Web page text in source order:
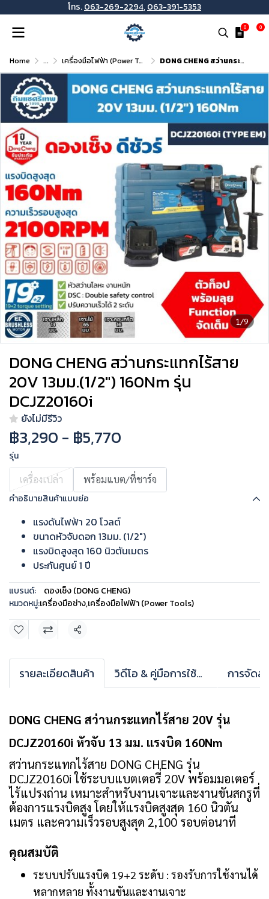
โทร.063-269-2294,063-391-5353
0 0
Home ... เครื่องมือไฟฟ้า (Power Tools) DONG CHENG สว่านกระแทกไร้สาย 20V 13มม.(1/2") 160Nm รุ่น DCJZ20160i
1/9
DONG CHENG สว่านกระแทกไร้สาย
20V 13มม.(1/2") 160Nm รุ่น
DCJZ20160i
ยังไม่มีรีวิว
฿3,290- ฿5,770
รุ่น
เครื่องเปล่า
พร้อมแบต/ที่ชาร์จ
คำอธิบายสินค้าแบบย่อ
แรงดันไฟฟ้า 20 โวลต์
ขนาดหัวจับดอก 13มม. (1/2")
แรงบิดสูงสุด 160 นิวตันเมตร
ประกันศูนย์ 1 ปี
แบรนด์:
ดองเช็ง (DONG CHENG)
หมวดหมู่:เครื่องมือช่าง,เครื่องมือไฟฟ้า (Power Tools)
แชร์
รายละเอียดสินค้า วิดีโอ & คู่มือการใช้งาน การจัดส่
DONG CHENG สว่านกระแทกไร้สาย 20V รุ่น
DCJZ20160i หัวจับ 13 มม. แรงบิด 160Nm
สว่านกระแทกไร้สาย DONG CHENG รุ่น
DCJZ20160i ใช้ระบบแบตเตอรี่ 20V พร้อมมอเตอร์
ไร้แปรงถ่าน เหมาะสำหรับงานเจาะและงานขันสกรูที่
ต้องการแรงบิดสูง โดยให้แรงบิดสูงสุด 160 นิวตัน
เมตร และความเร็วรอบสูงสุด 2,100 รอบต่อนาที
คุณสมบัติ
ระบบปรับแรงบิด 19+2 ระดับ : รองรับการใช้งานได้
หลากหลาย ทั้งงานขันและงานเจาะ